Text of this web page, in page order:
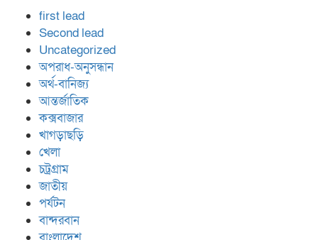
first lead
Second lead
Uncategorized
অপরাধ-অনুসন্ধান
অর্থ-বানিজ্য
আন্তর্জাতিক
কক্সবাজার
খাগড়াছড়ি
খেলা
চট্রগ্রাম
জাতীয়
পর্যটন
বান্দরবান